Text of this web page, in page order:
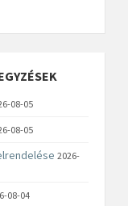
08-05
08-05
2026-
08-04